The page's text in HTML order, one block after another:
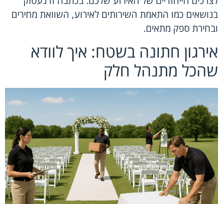
בנושאים כמו התאמת השירותים לאירוע, השוואת מחירים
ובחירת ספק מתאים.
אירגון חתונה בשטח: איך לוודא
שהכל מתנהל חלק